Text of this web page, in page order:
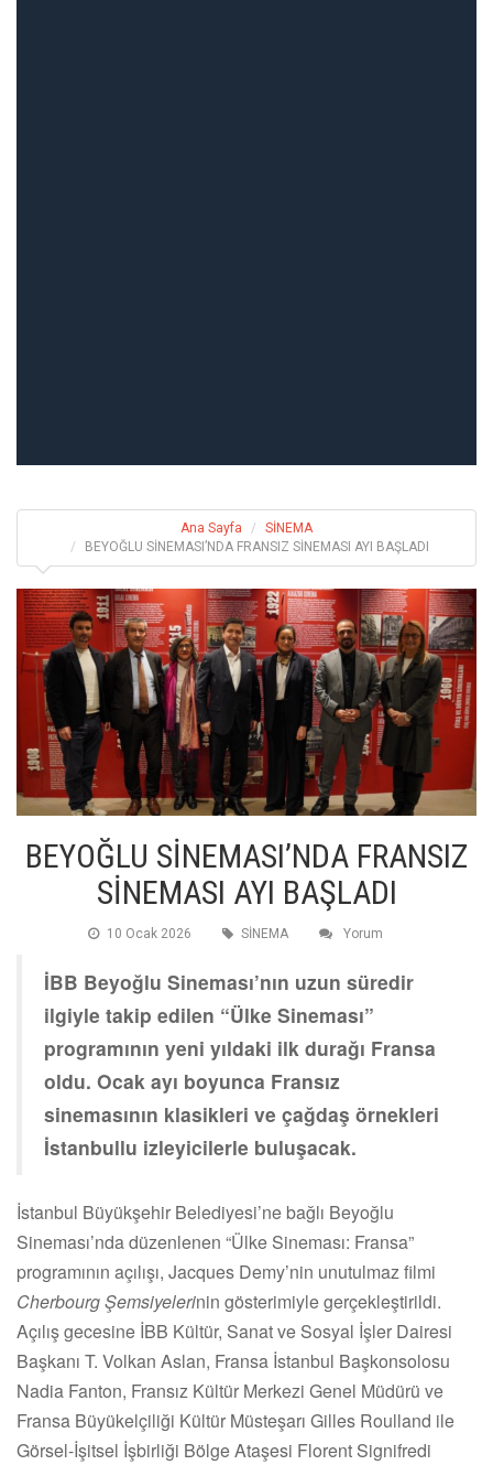
Ana Sayfa
SİNEMA
BEYOĞLU SİNEMASI’NDA FRANSIZ SİNEMASI AYI BAŞLADI
BEYOĞLU SİNEMASI’NDA FRANSIZ
SİNEMASI AYI BAŞLADI
10 Ocak 2026 SİNEMA Yorum
İBB Beyoğlu Sineması’nın uzun süredir
ilgiyle takip edilen “Ülke Sineması”
programının yeni yıldaki ilk durağı Fransa
oldu. Ocak ayı boyunca Fransız
sinemasının klasikleri ve çağdaş örnekleri
İstanbullu izleyicilerle buluşacak.
İstanbul Büyükşehir Belediyesi’ne bağlı Beyoğlu
Sineması’nda düzenlenen “Ülke Sineması: Fransa”
programının açılışı, Jacques Demy’nin unutulmaz filmi
Cherbourg Şemsiyelerinin gösterimiyle gerçekleştirildi.
Açılış gecesine İBB Kültür, Sanat ve Sosyal İşler Dairesi
Başkanı T. Volkan Aslan, Fransa İstanbul Başkonsolosu
Nadia Fanton, Fransız Kültür Merkezi Genel Müdürü ve
Fransa Büyükelçiliği Kültür Müsteşarı Gilles Roulland ile
Görsel-İşitsel İşbirliği Bölge Ataşesi Florent Signifredi